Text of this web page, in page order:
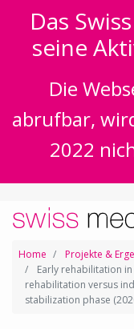
Das
seine
Die
abrufbar,
2022
Home
Projekte &
Early rehabilitation
rehabilitation versus
stabilization phase